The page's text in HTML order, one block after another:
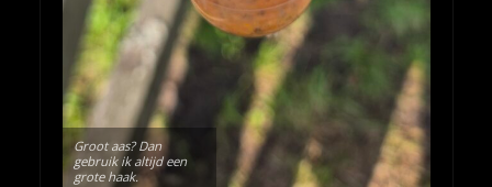
Groot aas? Dan
gebruik ik altijd een
grote haak.